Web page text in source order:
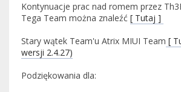
Kontynuacje prac nad romem przez
Tega Team można znaleźć [ Tutaj ]
Stary wątek Team'u Atrix MIUI Team [
wersji 2.4.27)
Podziękowania dla: